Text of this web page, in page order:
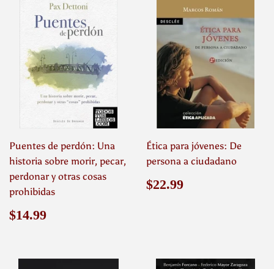
Puentes de perdón: Una
historia sobre morir, pecar,
perdonar y otras cosas
prohibidas
Precio
$14.99
Ética para jóvenes: De
persona a ciudadano
Precio
$22.99